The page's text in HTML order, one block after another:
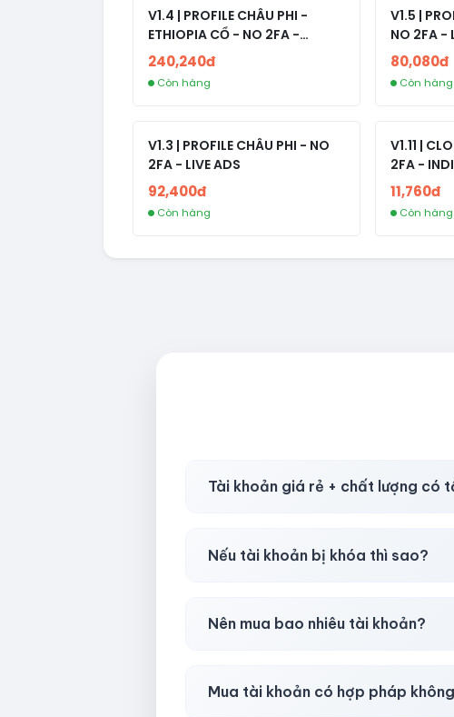
V1.4 | PROFILE CHÂU PHI -
ETHIOPIA CỔ - NO 2FA -
RANDOM BẠN BÈ
240,240đ
Còn hàng
V1.5 |
NO 2FA -
80,080đ
Còn hàng
V1.3 | PROFILE CHÂU PHI - NO
2FA - LIVE ADS
92,400đ
Còn hàng
V1.11 |
2FA -
11,760đ
Còn hàng
Tài khoản giá rẻ + chất lượng có
Nếu tài khoản bị khóa thì sao?
Nên mua bao nhiêu tài khoản?
Mua tài khoản có hợp pháp